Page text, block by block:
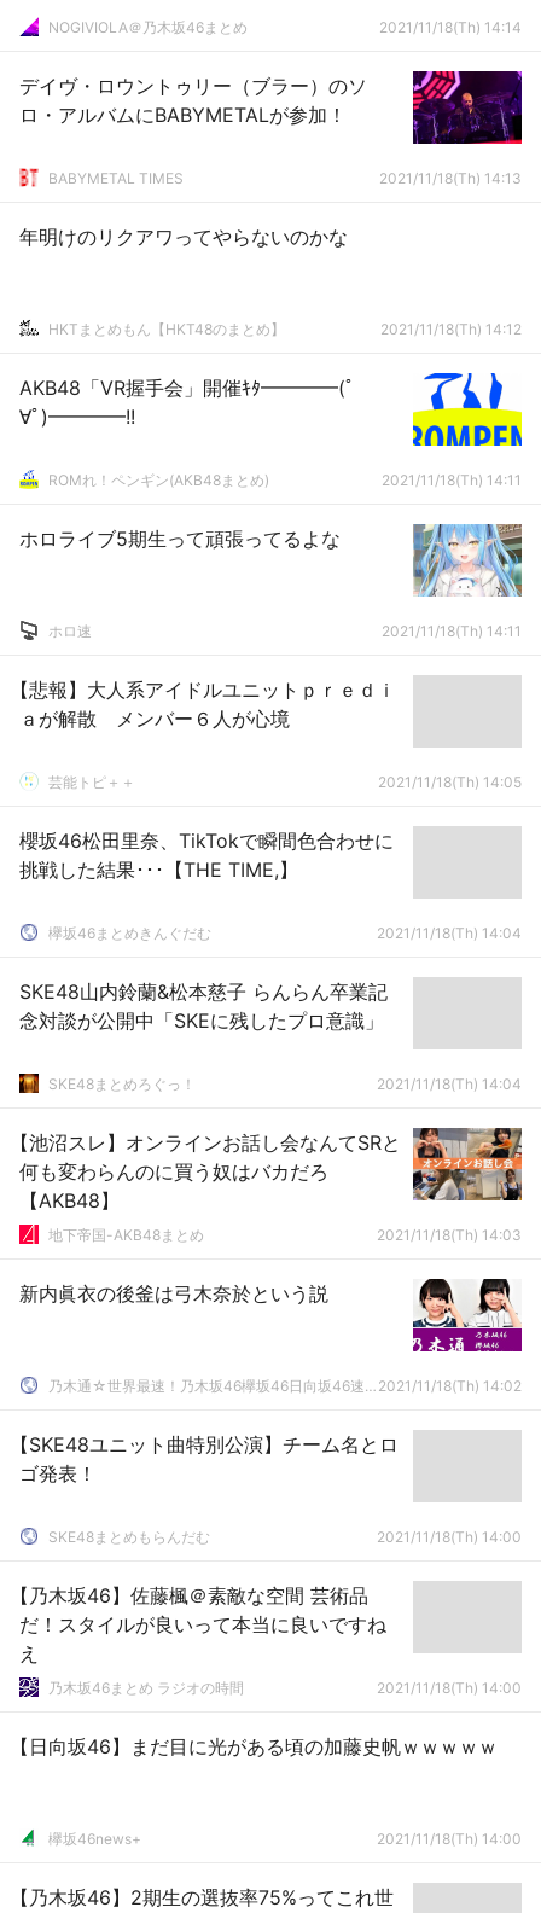
NOGIVIOLA＠乃木坂46まとめ 2021/11/18(Th) 14:14
デイヴ・ロウントゥリー（ブラー）のソ
ロ・アルバムにBABYMETALが参加！
BABYMETAL TIMES 2021/11/18(Th) 14:13
年明けのリクアワってやらないのかな
HKTまとめもん【HKT48のまとめ】 2021/11/18(Th) 14:12
AKB48「VR握手会」開催ｷﾀ━━━━(ﾟ
∀ﾟ)━━━━!!
ROMれ！ペンギン(AKB48まとめ) 2021/11/18(Th) 14:11
ホロライブ5期生って頑張ってるよな
ホロ速 2021/11/18(Th) 14:11
【悲報】大人系アイドルユニットｐｒｅｄｉ
ａが解散 メンバー６人が心境
芸能トピ＋＋ 2021/11/18(Th) 14:05
櫻坂46松田里奈、TikTokで瞬間色合わせに
挑戦した結果･･･【THE TIME,】
欅坂46まとめきんぐだむ 2021/11/18(Th) 14:04
SKE48山内鈴蘭&松本慈子 らんらん卒業記
念対談が公開中「SKEに残したプロ意識」
SKE48まとめろぐっ！ 2021/11/18(Th) 14:04
【池沼スレ】オンラインお話し会なんてSRと
何も変わらんのに買う奴はバカだろ
【AKB48】
地下帝国-AKB48まとめ 2021/11/18(Th) 14:03
新内眞衣の後釜は弓木奈於という説
乃木通☆世界最速！乃木坂46欅坂46日向坂46速報まとめ 2021/11/18(Th) 14:02
【SKE48ユニット曲特別公演】チーム名とロ
ゴ発表！
SKE48まとめもらんだむ 2021/11/18(Th) 14:00
【乃木坂46】佐藤楓＠素敵な空間 芸術品
だ！スタイルが良いって本当に良いですね
え
乃木坂46まとめ ラジオの時間 2021/11/18(Th) 14:00
【日向坂46】まだ目に光がある頃の加藤史帆ｗｗｗｗｗ
欅坂46news+ 2021/11/18(Th) 14:00
【乃木坂46】2期生の選抜率75%ってこれ世